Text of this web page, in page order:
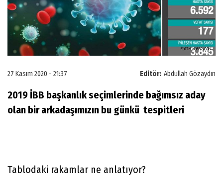
Editör: Abdullah Gözaydın
27 Kasım 2020 - 21:37
2019 İBB başkanlık seçimlerinde bağımsız aday
olan bir arkadaşımızın bu günkü tespitleri
Tablodaki rakamlar ne anlatıyor?